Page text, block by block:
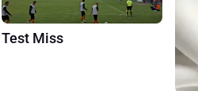
Test Miss